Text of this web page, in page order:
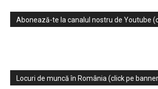
Abonează-te la canalul nostru de Youtube
Locuri de muncă în România (click pe